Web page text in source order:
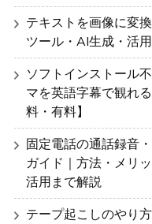
テキストを画像に変
ツール・AI生成・活
ソフトインストール
マを英語字幕で観れ
料・有料】
固定電話の通話録音
ガイド｜方法・メリ
活用まで解説
テープ起こしのやり